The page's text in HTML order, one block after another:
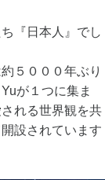
『日本人』でし
５０００年ぶり
が１つに集ま
れる世界観を共
設されています